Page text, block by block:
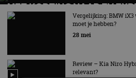
MET KORTING NAAR EV
AUTORAI REGELT HET!
EV Experience 2026 van 24 tot 26
Vergelijking: BMW iX3
moet je hebben?
28 mei
Review – Kia Niro
relevant?